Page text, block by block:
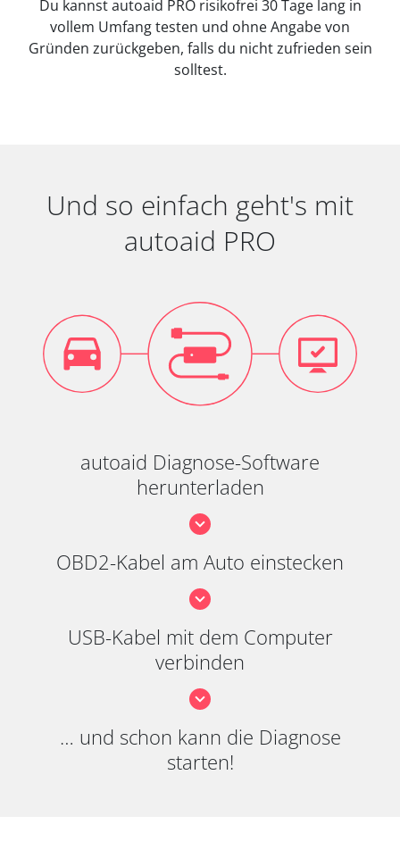
Du kannst autoaid PRO risikofrei 30 Tage lang in
vollem Umfang testen und ohne Angabe von
Gründen zurückgeben, falls du nicht zufrieden sein
solltest.
Und so einfach geht's mit
autoaid PRO
autoaid Diagnose-Software
herunterladen
OBD2-Kabel am Auto einstecken
USB-Kabel mit dem Computer
verbinden
… und schon kann die Diagnose
starten!